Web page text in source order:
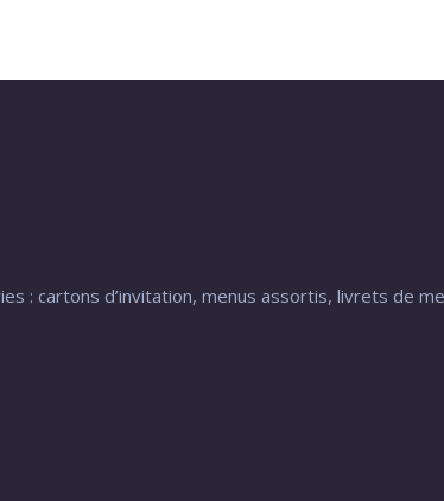
: cartons d’invitation, menus assortis, livrets de